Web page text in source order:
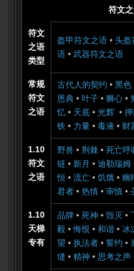
符文之
符文
之语
类型
盔甲符文之语 •头盔
语 •武器符文之语
常规
符文
之语
古代人的契约 •黑色
恩典 •叶子 •狮心 •
忆 • 天底 •光辉 •
铁 • 力量 •毒液 • 财
1.10
符文
之语
野兽 •荆棘 •死亡呼
链 • 新月 •迪勒瑞姆
恒 •流亡 •饥饿 • 幽
君者 •热情 •审慎 •
1.10
天梯
专有
品牌 •死神 •毁灭 •
毅 •悔恨 •和谐 •冰
望 •执法者 •誓约 •
缝 •精神 •思考之声